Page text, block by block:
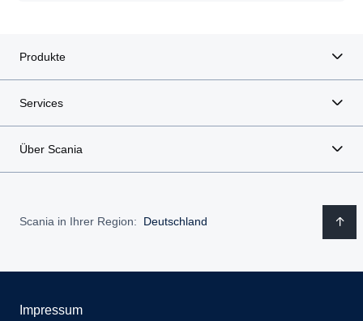
Produkte
Services
Über Scania
Scania in Ihrer Region: Deutschland
Impressum